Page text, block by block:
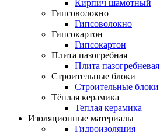
Кирпич шамотный
Гипсоволокно
Гипсоволокно
Гипсокартон
Гипсокартон
Плита пазогребная
Плита пазогребневая
Строительные блоки
Строительные блоки
Тёплая керамика
Теплая керамика
Изоляционные материалы
Гидроизоляция